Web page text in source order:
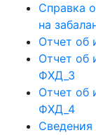
Справка
на
Отчет об
Отчет об
ФХД_3
Отчет об
ФХД_4